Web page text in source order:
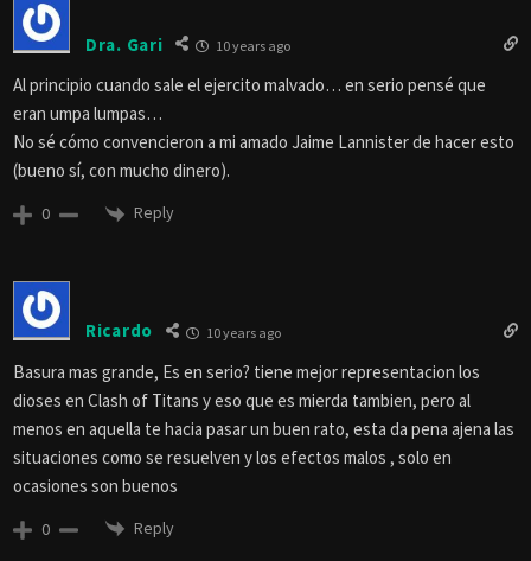
Dra. Gari 10 years ago
Al principio cuando sale el ejercito malvado… en serio pensé que
eran umpa lumpas…
No sé cómo convencieron a mi amado Jaime Lannister de hacer esto
(bueno sí, con mucho dinero).
0 Reply
Ricardo 10 years ago
Basura mas grande, Es en serio? tiene mejor representacion los
dioses en Clash of Titans y eso que es mierda tambien, pero al
menos en aquella te hacia pasar un buen rato, esta da pena ajena las
situaciones como se resuelven y los efectos malos , solo en
ocasiones son buenos
0 Reply